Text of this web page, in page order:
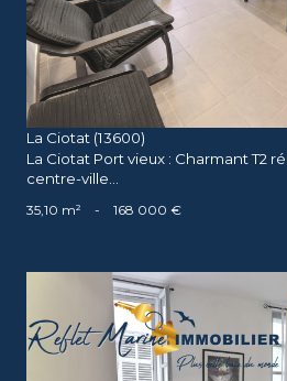
La Ciotat (13600)
La Ciotat Port vieux : Charmant T2
centre-ville...
35,10 m² - 168 000 €